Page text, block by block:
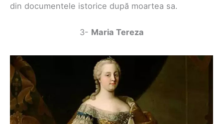
din documentele istorice după moartea sa.
3- Maria Tereza